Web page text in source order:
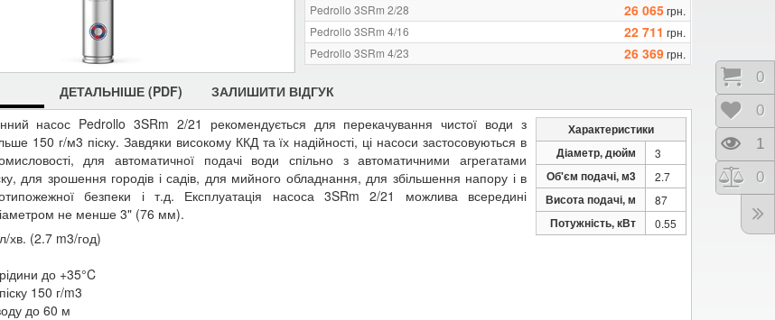
Pedrollo 3SRm 2/28
26 065грн.
Pedrollo 3SRm 4/16
22 711 грн.
Pedrollo 3SRm 4/23
26 369грн.
ДЕТАЛЬНІШЕ (PDF) ЗАЛИШИТИ ВІДГУК
Характеристики
Діаметр, дюйм
3
Об'єм подачі, м3 2.7
Висота подачі, м 87
Потужність, кВт 0.55
насос Pedrollo 3SRm 2/21 рекомендується для перекачування чистої води з
150 г/м3 піску. Завдяки високому ККД та їх надійності, ці насоси застосовуються в
для автоматичної подачі води спільно з автоматичними агрегатами
для зрошення городів і садів, для мийного обладнання, для збільшення напору і в
безпеки і т.д. Експлуатація насоса 3SRm 2/21 можлива всередині
не менше 3" (76 мм).
хв. (2.7 m3/год)
до +35°C
150 г/m3
до 60 м
0
0
1
0